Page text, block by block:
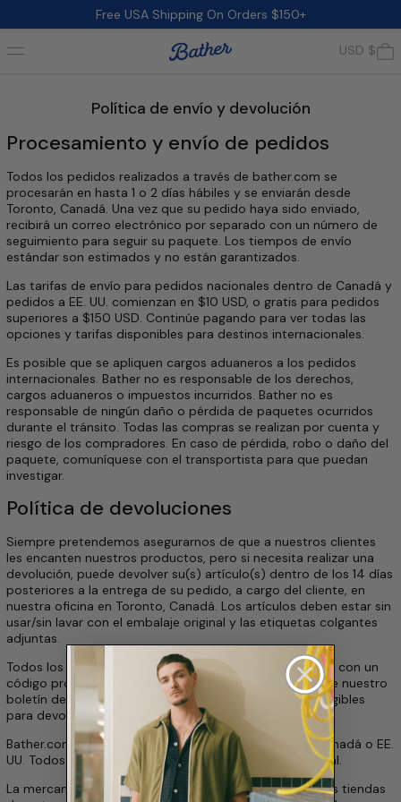
Free USA Shipping On Orders $150+
Menú USD $
Política de envío y devolución
Procesamiento y envío de pedidos
Todos los pedidos realizados a través de bather.com se
procesarán en hasta 1 o 2 días hábiles y se enviarán desde
Toronto, Canadá. Una vez que su pedido haya sido enviado,
recibirá un correo electrónico por separado con un número de
seguimiento para seguir su paquete. Los tiempos de envío
estándar son estimados y no están garantizados.
Las tarifas de envío para pedidos nacionales dentro de Canadá y
pedidos a EE. UU. comienzan en $10 USD, o gratis para pedidos
superiores a $150 USD. Continúe pagando para ver todas las
opciones y tarifas disponibles para destinos internacionales.
Es posible que se apliquen cargos aduaneros a los pedidos
internacionales. Bather no es responsable de los derechos,
cargos aduaneros o impuestos incurridos. Bather no es
responsable de ningún daño o pérdida de paquetes ocurridos
durante el tránsito. Todas las compras se realizan por cuenta y
riesgo de los compradores. En caso de pérdida, robo o daño del
paquete, comuníquese con el transportista para que puedan
investigar.
Política de devoluciones
Siempre pretendemos asegurarnos de que a nuestros clientes
les encanten nuestros productos, pero si necesita realizar una
devolución, puede devolver su(s) artículo(s) dentro de los 14 días
posteriores a la entrega de su pedido, a cargo del cliente, en
nuestra oficina en Toronto, Canadá. Los artículos deben estar sin
usar/sin lavar con el embalaje original y las etiquetas colgantes
adjuntas.
Todos los artículos en oferta y los artículos comprados con un
código promocional (excluido el código promocional de nuestro
boletín de bienvenida) son
ventas finales
y no son elegibles
para devolución.
Bather.com no acepta devoluciones desde fuera de Canadá o EE.
UU. Todos los pedidos internacionales son de venta final.
La mercancía comprada en tiendas minoristas, incluidas tiendas